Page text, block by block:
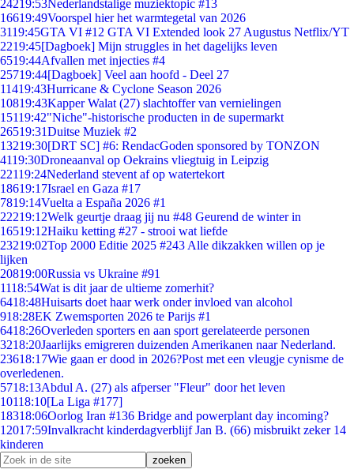
24219:53Nederlandstalige muziektopic #13
16619:49Voorspel hier het warmtegetal van 2026
3119:45GTA VI #12 GTA VI Extended look 27 Augustus Netflix/YT
2219:45[Dagboek] Mijn struggles in het dagelijks leven
6519:44Afvallen met injecties #4
25719:44[Dagboek] Veel aan hoofd - Deel 27
11419:43Hurricane & Cyclone Season 2026
10819:43Kapper Walat (27) slachtoffer van vernielingen
15119:42"Niche"-historische producten in de supermarkt
26519:31Duitse Muziek #2
13219:30[DRT SC] #6: RendacGoden sponsored by TONZON
4119:30Droneaanval op Oekrains vliegtuig in Leipzig
22119:24Nederland stevent af op watertekort
18619:17Israel en Gaza #17
7819:14Vuelta a España 2026 #1
22219:12Welk geurtje draag jij nu #48 Geurend de winter in
16519:12Haiku ketting #27 - strooi wat liefde
23219:02Top 2000 Editie 2025 #243 Alle dikzakken willen op je
lijken
20819:00Russia vs Ukraine #91
1118:54Wat is dit jaar de ultieme zomerhit?
6418:48Huisarts doet haar werk onder invloed van alcohol
918:28EK Zwemsporten 2026 te Parijs #1
6418:26Overleden sporters en aan sport gerelateerde personen
3218:20Jaarlijks emigreren duizenden Amerikanen naar Nederland.
23618:17Wie gaan er dood in 2026?Post met een vleugje cynisme de
overledenen.
5718:13Abdul A. (27) als afperser "Fleur" door het leven
10118:10[La Liga #177]
18318:06Oorlog Iran #136 Bridge and powerplant day incoming?
12017:59Invalkracht kinderdagverblijf Jan B. (66) misbruikt zeker 14
kinderen